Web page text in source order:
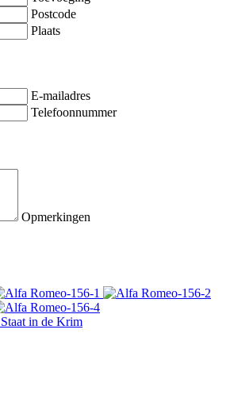
Postcode
Plaats
E-mailadres
Telefoonnummer
Opmerkingen
in de Krim